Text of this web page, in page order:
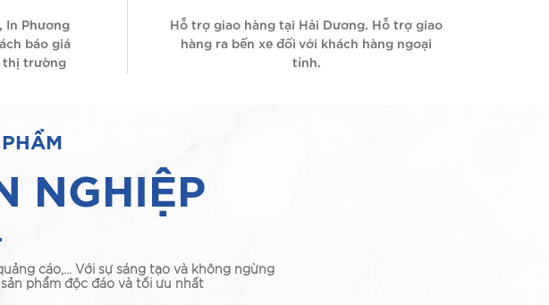
In Phương
báo giá
thị trường
Hỗ trợ giao hàng tại Hải Dương. Hỗ trợ giao
hàng ra bến xe đối với khách hàng ngoại
tỉnh.
NGHIỆP
cáo,... Với sự sáng tạo và không ngừng
phẩm độc đáo và tối ưu nhất